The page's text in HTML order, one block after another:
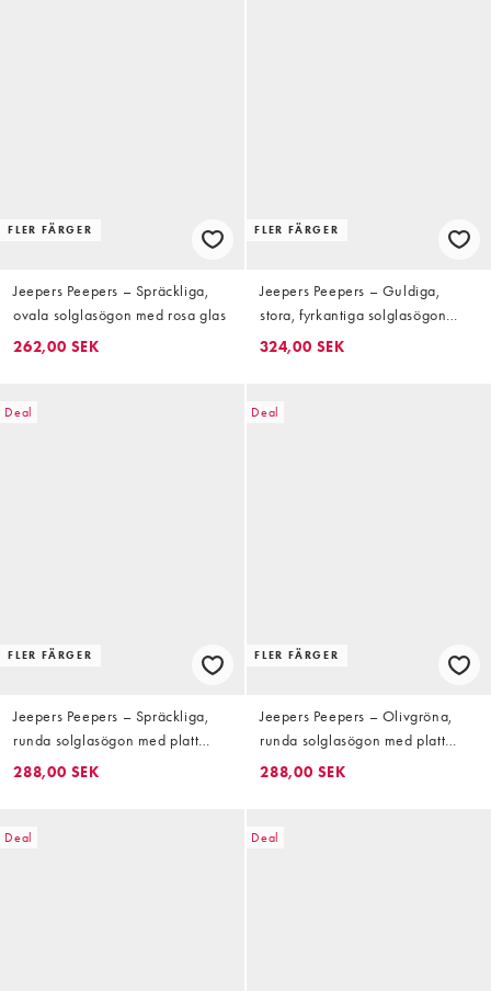
FLER FÄRGER
Jeepers Peepers – Spräckliga,
ovala solglasögon med rosa glas
262,00 SEK
FLER FÄRGER
Jeepers Peepers – Guldiga,
stora, fyrkantiga solglasögon
med blåtonade glas
324,00 SEK
Deal
FLER FÄRGER
Jeepers Peepers – Spräckliga,
runda solglasögon med platt
överkant och rosa glas
288,00 SEK
Deal
FLER FÄRGER
Jeepers Peepers – Olivgröna,
runda solglasögon med platt
överkant
288,00 SEK
Deal Deal